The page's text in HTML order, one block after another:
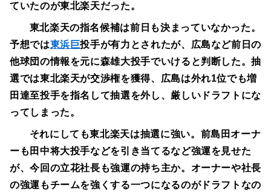
ていたのが東北楽天だった。
東北楽天の指名候補は前日も決まっていなかった。
予想では東浜巨投手が有力とされたが、広島など前日の
他球団の情報を元に森雄大投手でいけると判断した。抽
選では東北楽天が交渉権を獲得、広島は外れ1位でも増
田達至投手を指名して抽選を外し、厳しいドラフトにな
ってしまった。
それにしても東北楽天は抽選に強い。前島田オーナ
ーも田中将大投手などを引き当てるなど強運を見せた
が、今回の立花社長も強運の持ち主か。オーナーや社長
の強運もチームを強くする一つになるのがドラフトなの